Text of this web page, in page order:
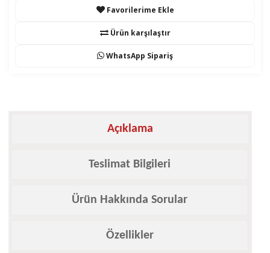
Favorilerime Ekle
Ürün karşılaştır
WhatsApp Sipariş
Açıklama
Teslimat Bilgileri
Ürün Hakkında Sorular
Özellikler